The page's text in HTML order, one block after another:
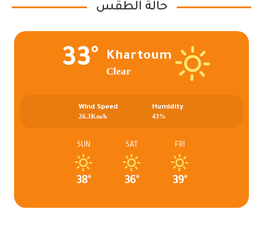
حالة الطقس
Khartoum
Clear
33°
Humidity
43%
Wind Speed
26.3Km/h
FRI
39°
SAT
36°
SUN
38°